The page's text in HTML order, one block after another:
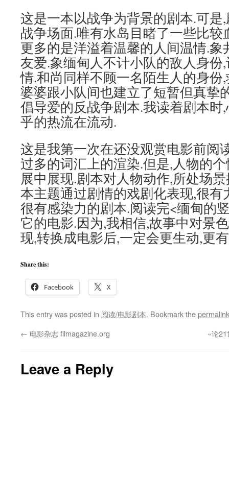
这是一本以战争为背景的剧本.可是
战争场面.唯有水岛目睹了一些比较
更多的是洋溢着温馨的人间温情.
友爱.象缅甸人不计小队的敌人身份
情.和尚同样不顾一名陌生人的身份
婆婆跟小队间也建立了短暂但真挚
倡导爱的反战争剧本.我读着剧本时
乎的热流在流动.
这是我第一次在还没观赏电影前阅
过多的词汇上的渲染.但是,人物的
展中展现.剧本对人物动作,所处场
本主题通过剧情的戏剧化表现,很有
很有感染力的剧本.阅读完<缅甸的
它的电影.因为,我相信,故事中对景
现,转换成电影后,一定会更生动,更
Share this:
Facebook X
This entry was posted in 阅读/电影剧本. Bookmark thepermalink
← 电影杂志 filmagazine.org «论
Leave a Reply